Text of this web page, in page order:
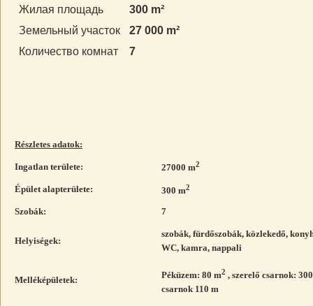
Жилая площадь
300 m²
Земельный участок
27 000 m²
Количество комнат
7
Részletes adatok:
Ingatlan területe: 27000 m2
Épület alapterülete: 300 m2
Szobák: 7
Helyiségek:
szobák, fürdőszobák, közlekedő,
WC, kamra, nappali
Melléképületek: Péküzem: 80 m2 , szerelő csarnok:
csarnok 110 m